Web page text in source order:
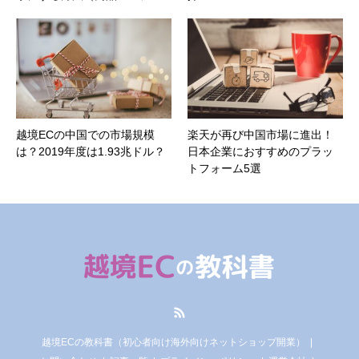
越境ECの中国での市場規模
は？2019年度は1.93兆ドル？
楽天が再び中国市場に進出！
日本企業におすすめのプラッ
トフォーム5選
越境ECの教科書（初心者向け海外向けネットショップ開業）